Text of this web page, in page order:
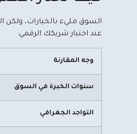
السوق مليء بالخيارات، ولكن
عند اختيار شريكك الرقمي:
وجه المقارنة
سنوات الخبرة في السوق
التواجد الجغرافي